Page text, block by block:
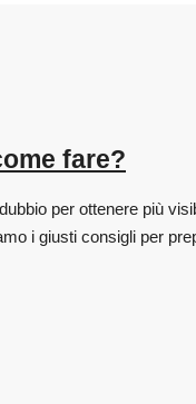
fare?
per ottenere più
i giusti consigli per